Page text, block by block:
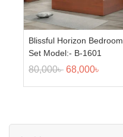
Blissful Horizon Bedroom
Set Model:- B-1601
80,000৳ 68,000৳